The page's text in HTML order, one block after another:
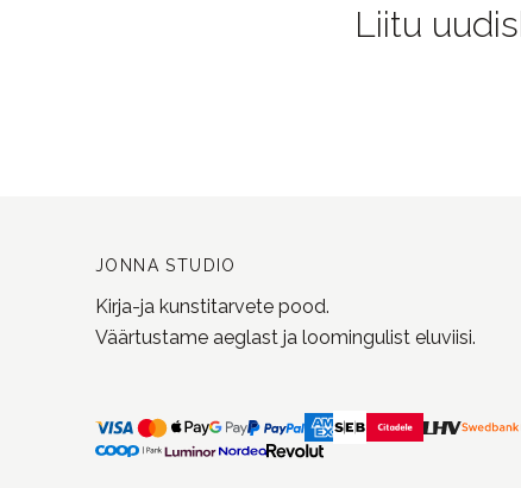
Liitu
JONNA STUDIO
Kirja-ja kunstitarvete pood.
Väärtustame aeglast ja loomingulist eluviisi.